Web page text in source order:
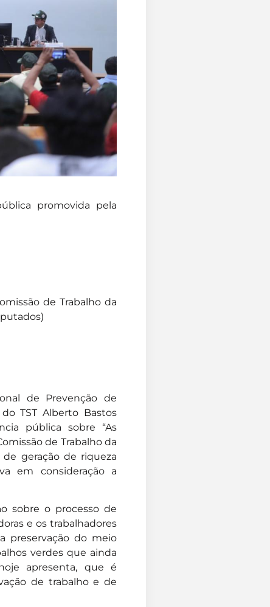
promovida pela
de Trabalho da
de Prevenção de
TST Alberto Bastos
pública sobre “As
de Trabalho da
geração de riqueza
em consideração a
sobre o processo de
e os trabalhadores
preservação do meio
verdes que ainda
apresenta, que é
de trabalho e de